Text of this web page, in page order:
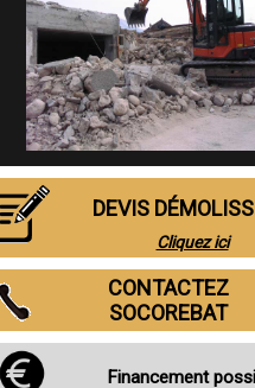
DEVIS
Cliquez ici
CONTACTEZ
SOCOREBAT
Financement